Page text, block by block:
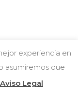
con nosotros
experiencia en
asumiremos que
Aviso Legal